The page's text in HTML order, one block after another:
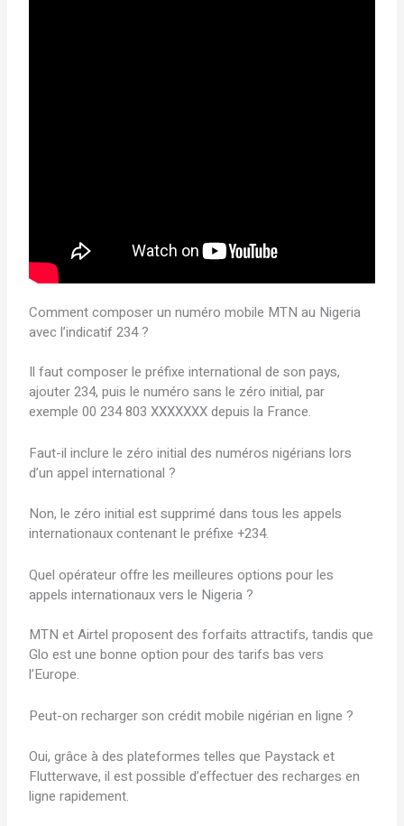
Comment composer un numéro mobile MTN au Nigeria
avec l’indicatif 234 ?
Il faut composer le préfixe international de son pays,
ajouter 234, puis le numéro sans le zéro initial, par
exemple 00 234 803 XXXXXXX depuis la France.
Faut-il inclure le zéro initial des numéros nigérians lors
d’un appel international ?
Non, le zéro initial est supprimé dans tous les appels
internationaux contenant le préfixe +234.
Quel opérateur offre les meilleures options pour les
appels internationaux vers le Nigeria ?
MTN et Airtel proposent des forfaits attractifs, tandis que
Glo est une bonne option pour des tarifs bas vers
l’Europe.
Peut-on recharger son crédit mobile nigérian en ligne ?
Oui, grâce à des plateformes telles que Paystack et
Flutterwave, il est possible d’effectuer des recharges en
ligne rapidement.